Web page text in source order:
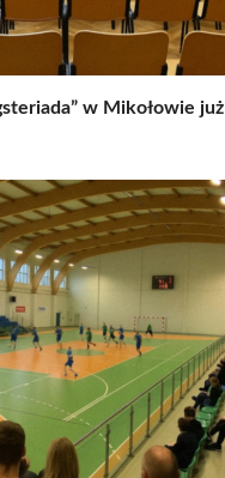
w Mikołowie już